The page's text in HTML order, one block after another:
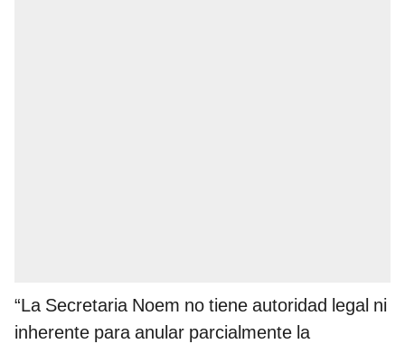
“La Secretaria Noem no tiene autoridad legal ni
inherente para anular parcialmente la